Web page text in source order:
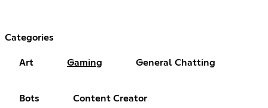
Categories
Art Gaming General Chatting
Bots Content Creator